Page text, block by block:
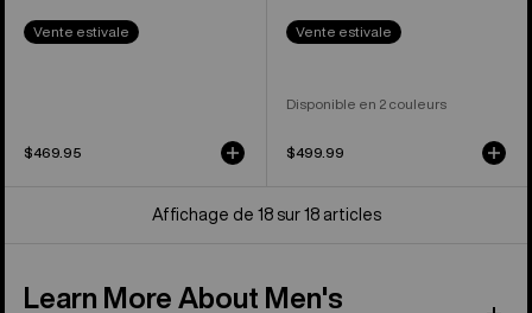
Vente estivale
$469.95
Vente estivale
Disponible en 2 couleurs
$499.99
Affichage de 18 sur 18 articles
Learn More About Men's